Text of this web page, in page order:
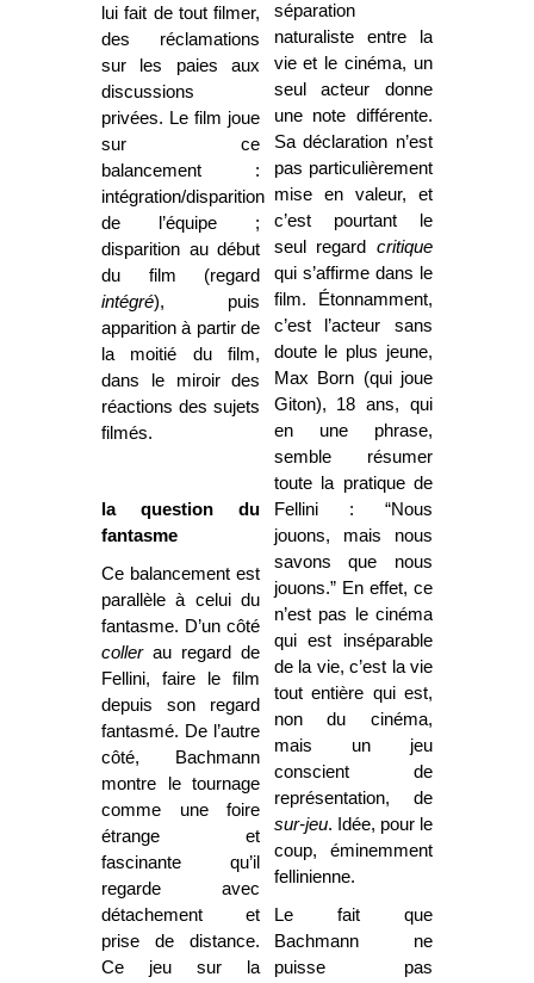
lui fait de tout filmer,
des réclamations
sur les paies aux
discussions
privées. Le film joue
sur ce
balancement :
intégration/disparition
de l’équipe ;
disparition au début
du film (regard
intégré), puis
apparition à partir de
la moitié du film,
dans le miroir des
réactions des sujets
filmés.
la question du
fantasme
Ce balancement est
parallèle à celui du
fantasme. D’un côté
collerau regard de
Fellini, faire le film
depuis son regard
fantasmé. De l’autre
côté, Bachmann
montre le tournage
comme une foire
étrange et
fascinante qu’il
regarde avec
détachement et
prise de distance.
Ce jeu sur la
séparation
naturaliste entre la
vie et le cinéma, un
seul acteur donne
une note différente.
Sa déclaration n’est
pas particulièrement
mise en valeur, et
c’est pourtant le
seul regard critique
qui s’affirme dans le
film. Étonnamment,
c’est l’acteur sans
doute le plus jeune,
Max Born (qui joue
Giton), 18 ans, qui
en une phrase,
semble résumer
toute la pratique de
Fellini : “Nous
jouons, mais nous
savons que nous
jouons.” En effet, ce
n’est pas le cinéma
qui est inséparable
de la vie, c’est la vie
tout entière qui est,
non du cinéma,
mais un jeu
conscient de
représentation, de
sur-jeu. Idée, pour le
coup, éminemment
fellinienne.
Le fait que
Bachmann ne
puisse pas